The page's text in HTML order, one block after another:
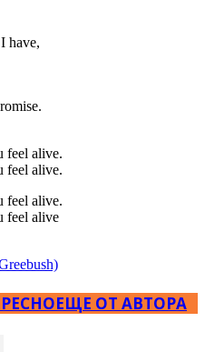
have,
feel alive.
feel alive.
feel alive.
feel alive
ЕЩЕ ОТ АВТОРА